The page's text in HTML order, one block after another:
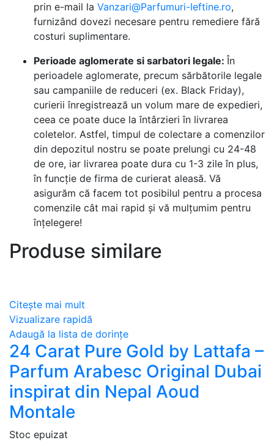
prin e-mail la Vanzari@Parfumuri-Ieftine.ro,
furnizând dovezi necesare pentru remediere fără
costuri suplimentare.
Perioade aglomerate si sarbatori legale: În
perioadele aglomerate, precum sărbătorile legale
sau campaniile de reduceri (ex. Black Friday),
curierii înregistrează un volum mare de expedieri,
ceea ce poate duce la întârzieri în livrarea
coletelor. Astfel, timpul de colectare a comenzilor
din depozitul nostru se poate prelungi cu 24-48
de ore, iar livrarea poate dura cu 1-3 zile în plus,
în funcție de firma de curierat aleasă. Vă
asigurăm că facem tot posibilul pentru a procesa
comenzile cât mai rapid și vă mulțumim pentru
înțelegere!
Produse similare
Citește mai mult
Vizualizare rapidă
Adaugă la lista de dorințe
24 Carat Pure Gold by Lattafa –
Parfum Arabesc Original Dubai
inspirat din Nepal Aoud
Montale
Stoc epuizat